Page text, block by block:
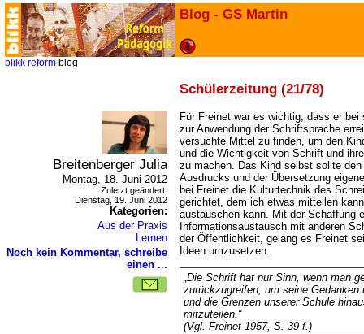
Blog - GS Martin
blikk reform blog
Schülerzeitung (21/78)
Breitenberger Julia
Montag, 18. Juni 2012
Zuletzt geändert:
Dienstag, 19. Juni 2012
Kategorien:
Aus der Praxis
Lernen
Noch kein Kommentar, schreibe
einen ...
Für Freinet war es wichtig, dass er
zur Anwendung der Schriftsprache
versuchte Mittel zu finden, um den
und die Wichtigkeit von Schrift und
zu machen. Das Kind selbst sollte
Ausdrucks und der Übersetzung
bei Freinet die Kulturtechnik des
gerichtet, dem ich etwas mitteilen
austauschen kann. Mit der Schaffung
Informationsaustausch mit anderen
der Öffentlichkeit, gelang es Freinet
Ideen umzusetzen.
Die Schrift hat nur Sinn, wenn man
zurückzugreifen, um seine
und die Grenzen unserer Schule
(Vgl. Freinet 1957, S. 39 f.)